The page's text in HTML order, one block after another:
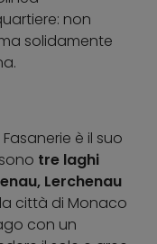
non
solidamente
è il suo
tre laghi
Lerchenau
città di Monaco
con un